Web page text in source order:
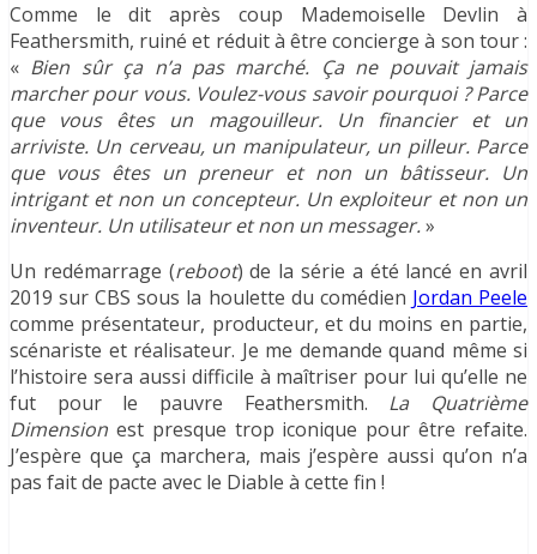
Comme le dit après coup Mademoiselle Devlin à
Feathersmith, ruiné et réduit à être concierge à son tour :
« Bien sûr ça n’a pas marché. Ça ne pouvait jamais
marcher pour vous. Voulez-vous savoir pourquoi ? Parce
que vous êtes un magouilleur. Un financier et un
arriviste. Un cerveau, un manipulateur, un pilleur. Parce
que vous êtes un preneur et non un bâtisseur. Un
intrigant et non un concepteur. Un exploiteur et non un
inventeur. Un utilisateur et non un messager.»
Un redémarrage (reboot) de la série a été lancé en avril
2019 sur CBS sous la houlette du comédien Jordan Peele
comme présentateur, producteur, et du moins en partie,
scénariste et réalisateur. Je me demande quand même si
l’histoire sera aussi difficile à maîtriser pour lui qu’elle ne
fut pour le pauvre Feathersmith. La Quatrième
Dimension est presque trop iconique pour être refaite.
J’espère que ça marchera, mais j’espère aussi qu’on n’a
pas fait de pacte avec le Diable à cette fin !